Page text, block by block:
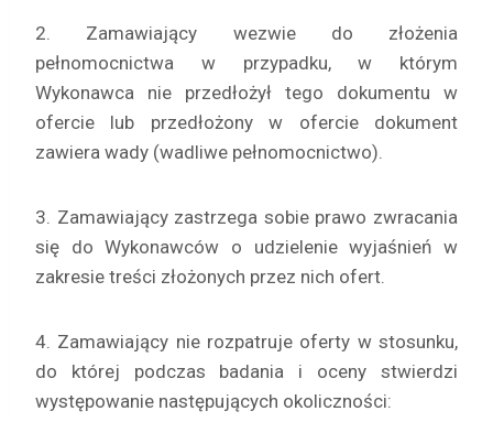
2. Zamawiający wezwie do złożenia
pełnomocnictwa w przypadku, w którym
Wykonawca nie przedłożył tego dokumentu w
ofercie lub przedłożony w ofercie dokument
zawiera wady (wadliwe pełnomocnictwo).
3. Zamawiający zastrzega sobie prawo zwracania
się do Wykonawców o udzielenie wyjaśnień w
zakresie treści złożonych przez nich ofert.
4. Zamawiający nie rozpatruje oferty w stosunku,
do której podczas badania i oceny stwierdzi
występowanie następujących okoliczności: